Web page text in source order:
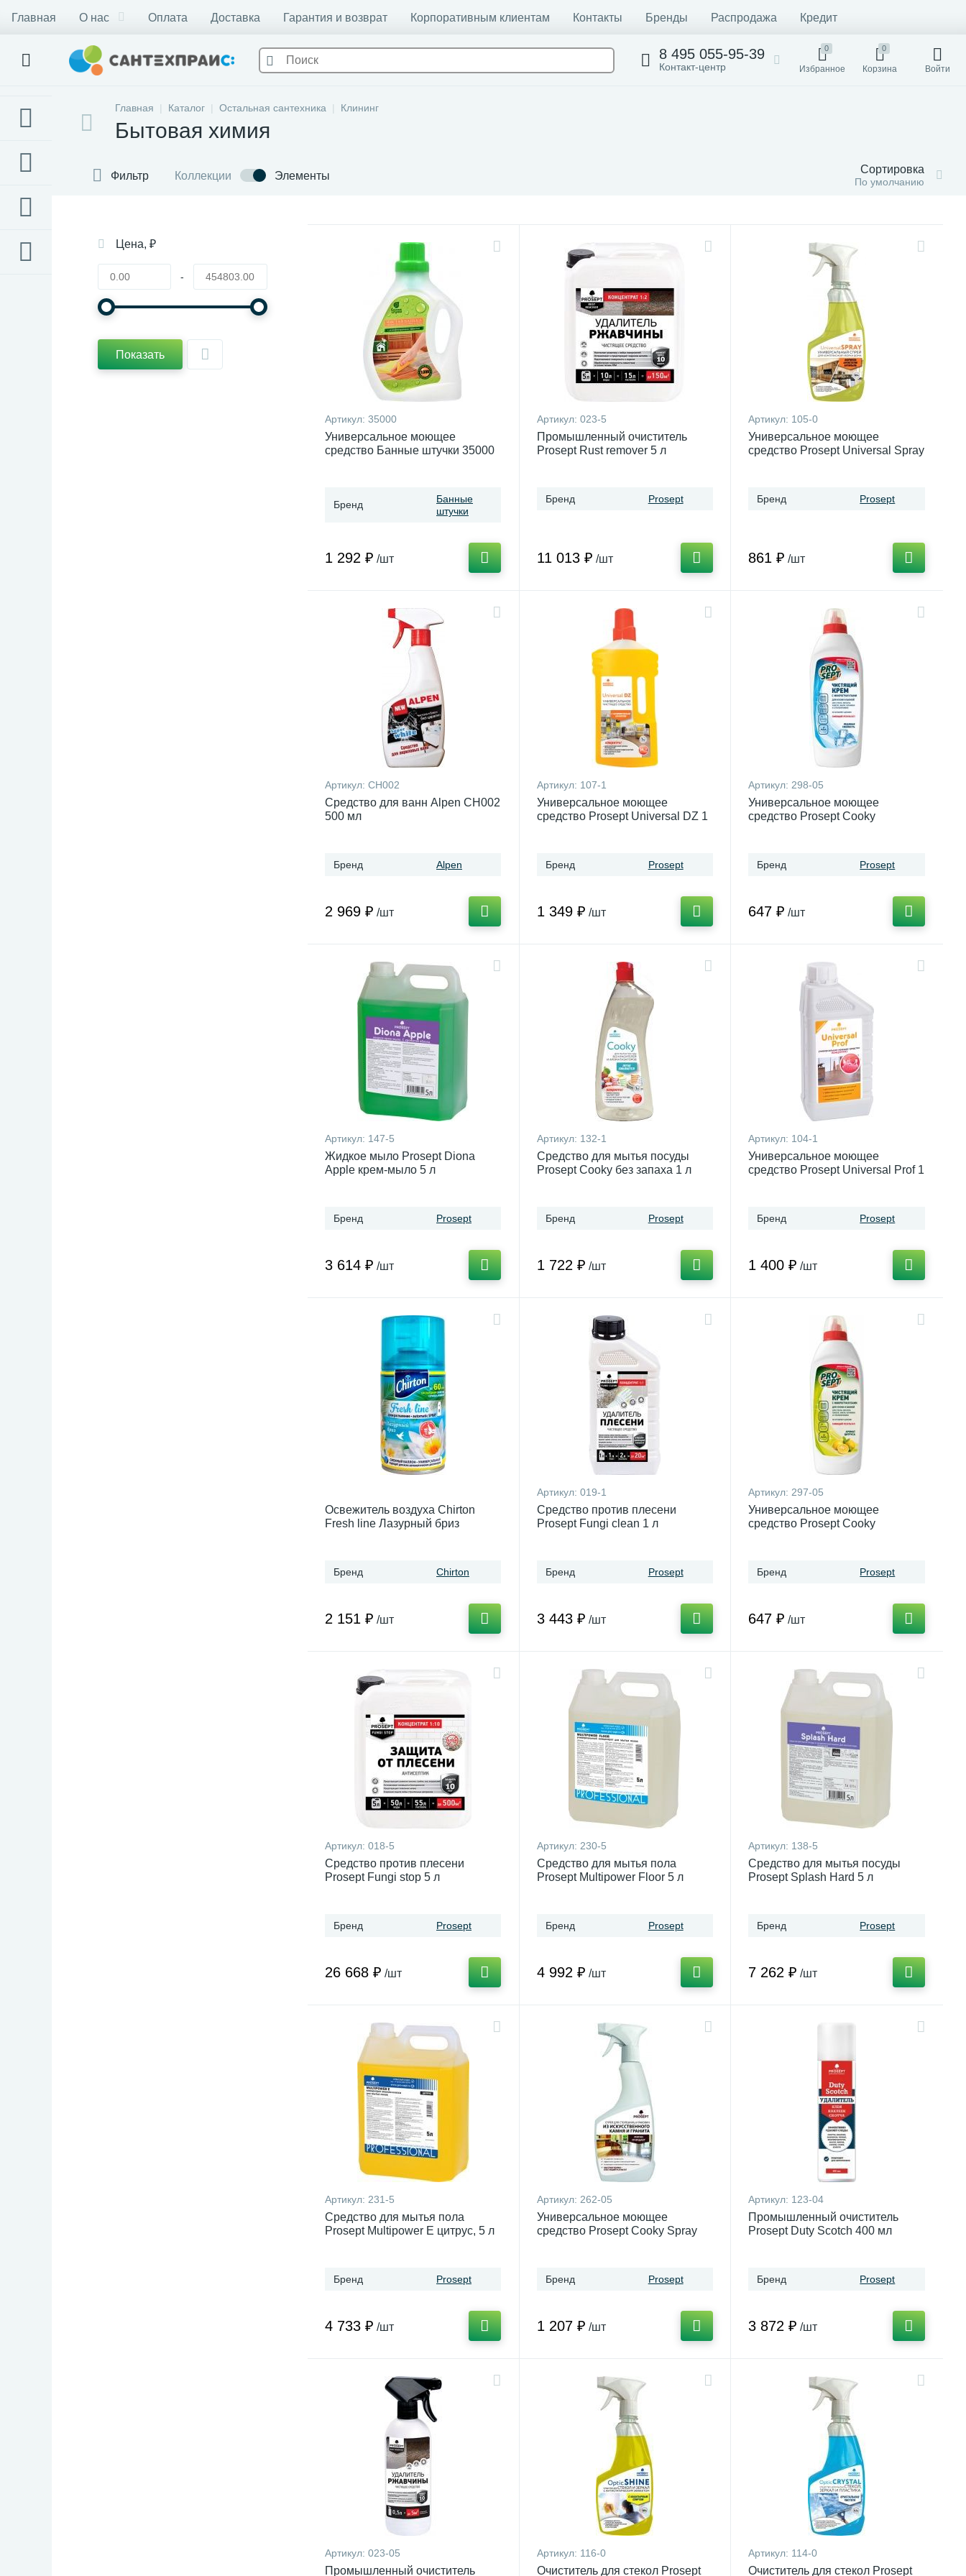
Главная О нас Оплата Доставка Гарантия и возврат Корпоративным клиентам Контакты Бренды Распродажа Кредит
8 495 055-95-39
Контакт-центр
0
Избранное
0
Корзина Войти
Главная Каталог Остальная сантехника Клининг
Бытовая химия
Фильтр Коллекции Элементы Сортировка
По умолчанию
Цена, ₽
-
Показать
Артикул: 35000
Универсальное моющее
средство Банные штучки 35000
Бренд
Банные
штучки
1 292 ₽ /шт
Артикул: 023-5
Промышленный очиститель
Prosept Rust remover 5 л
Бренд Prosept
11 013 ₽ /шт
Артикул: 105-0
Универсальное моющее
средство Prosept Universal Spray
Бренд Prosept
861 ₽ /шт
Артикул: CH002
Средство для ванн Alpen CH002
500 мл
Бренд Alpen
2 969 ₽ /шт
Артикул: 107-1
Универсальное моющее
средство Prosept Universal DZ 1
Бренд Prosept
1 349 ₽ /шт
Артикул: 298-05
Универсальное моющее
средство Prosept Cooky
Бренд Prosept
647 ₽ /шт
Артикул: 147-5
Жидкое мыло Prosept Diona
Apple крем-мыло 5 л
Бренд Prosept
3 614 ₽ /шт
Артикул: 132-1
Средство для мытья посуды
Prosept Cooky без запаха 1 л
Бренд Prosept
1 722 ₽ /шт
Артикул: 104-1
Универсальное моющее
средство Prosept Universal Prof 1
Бренд Prosept
1 400 ₽ /шт
Освежитель воздуха Chirton
Fresh line Лазурный бриз
Бренд Chirton
2 151 ₽ /шт
Артикул: 019-1
Средство против плесени
Prosept Fungi clean 1 л
Бренд Prosept
3 443 ₽ /шт
Артикул: 297-05
Универсальное моющее
средство Prosept Cooky
Бренд Prosept
647 ₽ /шт
Артикул: 018-5
Средство против плесени
Prosept Fungi stop 5 л
Бренд Prosept
26 668 ₽ /шт
Артикул: 230-5
Средство для мытья пола
Prosept Multipower Floor 5 л
Бренд Prosept
4 992 ₽ /шт
Артикул: 138-5
Средство для мытья посуды
Prosept Splash Hard 5 л
Бренд Prosept
7 262 ₽ /шт
Артикул: 231-5
Средство для мытья пола
Prosept Multipower E цитрус, 5 л
Бренд Prosept
4 733 ₽ /шт
Артикул: 262-05
Универсальное моющее
средство Prosept Cooky Spray
Бренд Prosept
1 207 ₽ /шт
Артикул: 123-04
Промышленный очиститель
Prosept Duty Scotch 400 мл
Бренд Prosept
3 872 ₽ /шт
Артикул: 023-05
Промышленный очиститель
Артикул: 116-0
Очиститель для стекол Prosept
Артикул: 114-0
Очиститель для стекол Prosept